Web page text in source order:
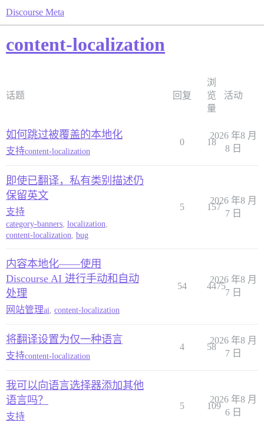
Discourse Meta
content-localization
话题 回复
浏
览
量
活动
如何跳过被覆盖的本地化
支持content-localization
0 18
2026 年8 月
8 日
即使已翻译，私有类别描述仍
保留英文
支持
category-banners, localization,
content-localization, bug
5 157
2026 年8 月
7 日
内容本地化——使用
Discourse AI 进行手动和自动
处理
网站管理ai content-localization
54 4475
2026 年8 月
7 日
将翻译设置为仅一种语言
支持content-localization
4 58
2026 年8 月
7 日
我可以向语言选择器添加其他
语言吗？
支持
5 109
2026 年8 月
6 日